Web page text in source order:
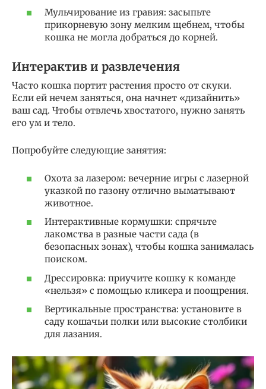
Мульчирование из гравия: засыпьте
прикорневую зону мелким щебнем, чтобы
кошка не могла добраться до корней.
Интерактив и развлечения
Часто кошка портит растения просто от скуки.
Если ей нечем заняться, она начнет «дизайнить»
ваш сад. Чтобы отвлечь хвостатого, нужно занять
его ум и тело.
Попробуйте следующие занятия:
Охота за лазером: вечерние игры с лазерной
указкой по газону отлично выматывают
животное.
Интерактивные кормушки: спрячьте
лакомства в разные части сада (в
безопасных зонах), чтобы кошка занималась
поиском.
Дрессировка: приучите кошку к команде
«нельзя» с помощью кликера и поощрения.
Вертикальные пространства: установите в
саду кошачьи полки или высокие столбики
для лазания.